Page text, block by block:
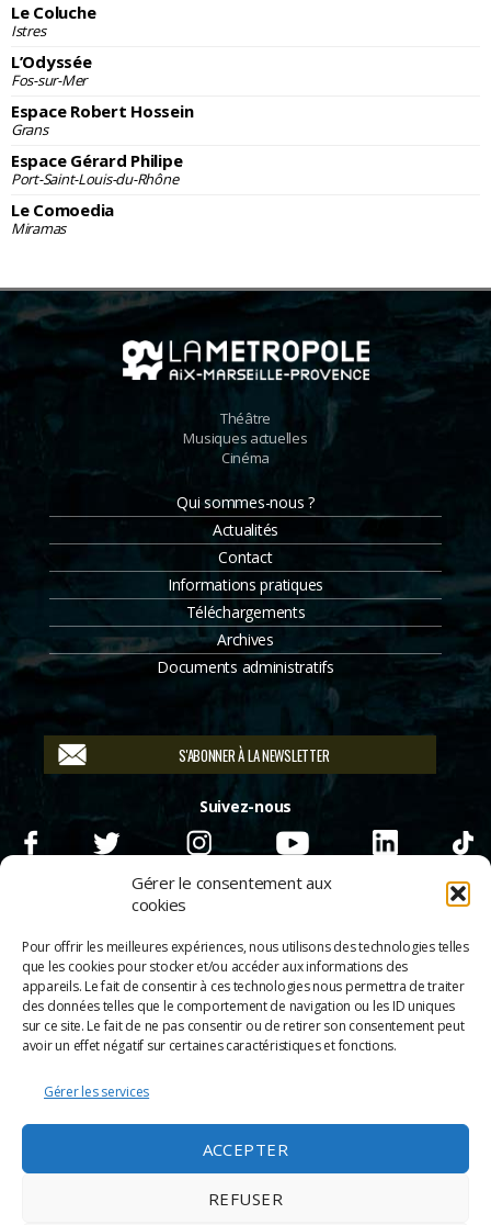
Gérer le consentement aux
cookies
Pour offrir les meilleures expériences, nous utilisons des technologies telles
que les cookies pour stocker et/ou accéder aux informations des
appareils. Le fait de consentir à ces technologies nous permettra de traiter
des données telles que le comportement de navigation ou les ID uniques
sur ce site. Le fait de ne pas consentir ou de retirer son consentement peut
avoir un effet négatif sur certaines caractéristiques et fonctions.
Gérer les services
ACCEPTER
REFUSER
Le Coluche
Istres
L’Odyssée
Fos-sur-Mer
Espace Robert Hossein
Grans
Espace Gérard Philipe
Port-Saint-Louis-du-Rhône
Le Comoedia
Miramas
Théâtre
Musiques actuelles
Cinéma
Qui sommes-nous ?
Actualités
Contact
Informations pratiques
Téléchargements
Archives
Documents administratifs
S'ABONNER À LA NEWSLETTER
Suivez-nous
© 2026Scènes & Cinés
Appels d’offre